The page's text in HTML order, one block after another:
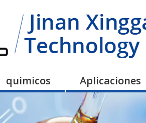
quimicos Aplicaciones